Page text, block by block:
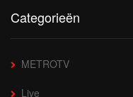
Categorieën
METROTV
Live